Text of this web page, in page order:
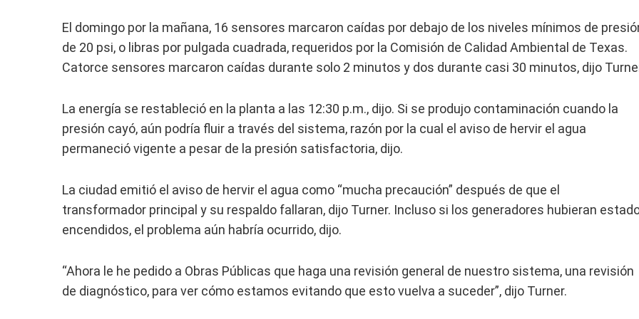
El domingo por la mañana, 16 sensores marcaron caídas por debajo de los niveles mínimos de
de 20 psi, o libras por pulgada cuadrada, requeridos por la Comisión de Calidad Ambiental de Texas.
Catorce sensores marcaron caídas durante solo 2 minutos y dos durante casi 30 minutos, dijo
La energía se restableció en la planta a las 12:30 p.m., dijo. Si se produjo contaminación cuando la
presión cayó, aún podría fluir a través del sistema, razón por la cual el aviso de hervir el agua
permaneció vigente a pesar de la presión satisfactoria, dijo.
La ciudad emitió el aviso de hervir el agua como “mucha precaución” después de que el
transformador principal y su respaldo fallaran, dijo Turner. Incluso si los generadores hubieran
encendidos, el problema aún habría ocurrido, dijo.
“Ahora le he pedido a Obras Públicas que haga una revisión general de nuestro sistema, una revisión
de diagnóstico, para ver cómo estamos evitando que esto vuelva a suceder”, dijo Turner.